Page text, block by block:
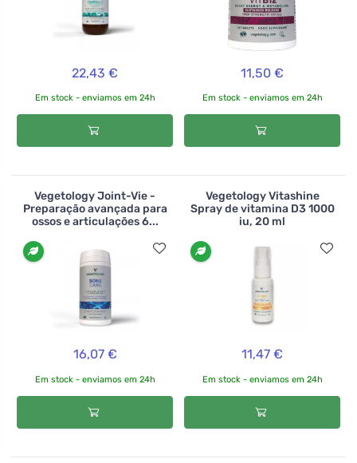
22,43 €
Em stock - enviamos em 24h
11,50 €
Em stock - enviamos em 24h
Vegetology Joint-Vie -
Preparação avançada para
ossos e articulações 6...
16,07 €
Em stock - enviamos em 24h
Vegetology Vitashine
Spray de vitamina D3 1000
iu, 20 ml
11,47 €
Em stock - enviamos em 24h